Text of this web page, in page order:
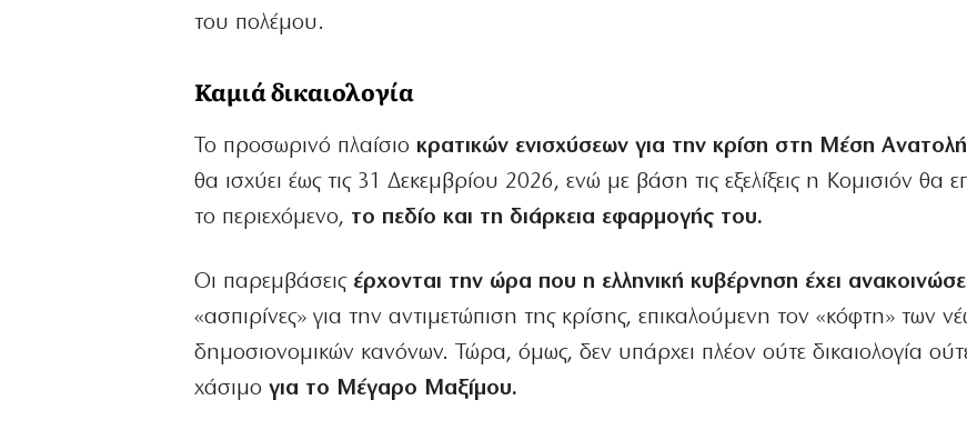
του πολέμου.
Καμιά δικαιολογία
Το προσωρινό πλαίσιο κρατικών ενισχύσεων για την κρίση στη Μέση Ανατολή
θα ισχύει έως τις 31 Δεκεμβρίου 2026, ενώ με βάση τις εξελίξεις η Κομισιόν θα
το περιεχόμενο, το πεδίο και τη διάρκεια εφαρμογής του.
Οι παρεμβάσεις έρχονται την ώρα που η ελληνική κυβέρνηση έχει
«ασπιρίνες» για την αντιμετώπιση της κρίσης, επικαλούμενη τον «κόφτη» των
δημοσιονομικών κανόνων. Τώρα, όμως, δεν υπάρχει πλέον ούτε δικαιολογία
χάσιμογια το Μέγαρο Μαξίμου.